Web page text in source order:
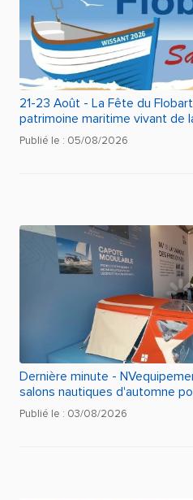
21-23 Août - La Fête du
patrimoine maritime vivant de
Publié le : 05/08/2026
Dernière minute -
salons nautiques d'automne
Publié le : 03/08/2026